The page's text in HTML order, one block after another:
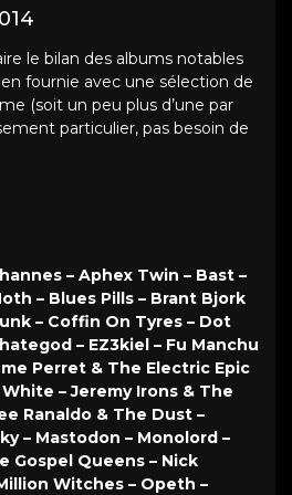
le bilan des albums notables
fournie avec une sélection de
(soit un peu plus d’une par
particulier, pas besoin de
– Aphex Twin – Bast –
– Blues Pills – Brant Bjork
– Coffin On Tyres – Dot
– EZ3kiel – Fu Manchu
Perret & The Electric Epic
– Jeremy Irons & The
Ranaldo & The Dust –
– Mastodon – Monolord –
Gospel Queens – Nick
Witches – Opeth –